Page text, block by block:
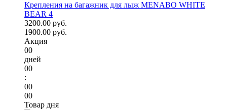
Крепления на багажник для лыж MENABO WHITE
BEAR 4
3200.00 руб.
1900.00 руб.
Акция
00
дней
00
:
00
00
Товар дня